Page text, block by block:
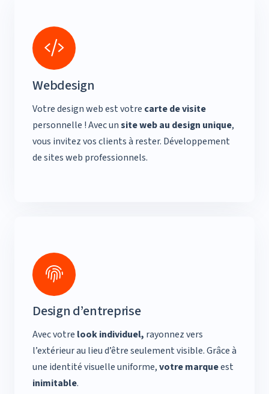
Webdesign
Votre design web est votre carte de visite
personnelle ! Avec unsite web au design unique,
vous invitez vos clients à rester. Développement
de sites web professionnels.
Design d’entreprise
Avec votre look individuel, rayonnez vers
l’extérieur au lieu d’être seulement visible. Grâce à
une identité visuelle uniforme,votremarqueest
inimitable.